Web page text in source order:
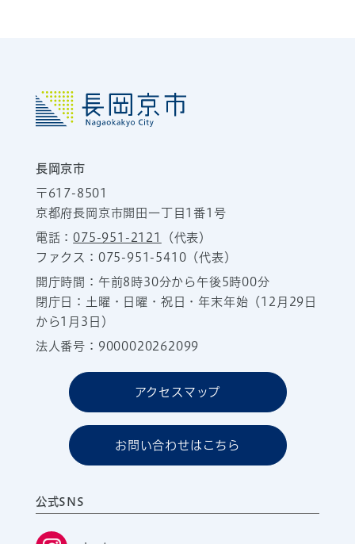
長岡京市
〒617-8501
京都府長岡京市開田一丁目1番1号
電話：075-951-2121
（代表）
ファクス：075-951-5410（代表）
開庁時間：午前8時30分から午後5時00分
閉庁日：土曜・日曜・祝日・年末年始（12月29日
から1月3日）
法人番号：9000020262099
アクセスマップ
お問い合わせはこちら
公式SNS